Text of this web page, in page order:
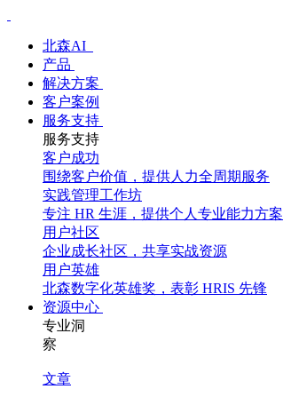
北森AI
产品
解决方案
客户案例
服务支持
服务支持
客户成功
围绕客户价值，提供人力全周期服务
实践管理工作坊
专注 HR 生涯，提供个人专业能力方案
用户社区
企业成长社区，共享实战资源
用户英雄
北森数字化英雄奖，表彰 HRIS 先锋
资源中心
专业洞
察
文章